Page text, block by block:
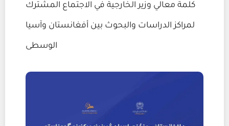
كلمة معالي وزير الخارجية في الاجتماع المشترك
لمراكز الدراسات والبحوث بين أفغانستان وآسيا
الوسطى